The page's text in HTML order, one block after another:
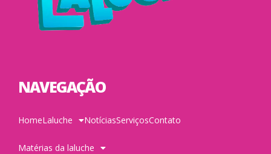
NAVEGAÇÃO
HomeLaluche NotíciasServiçosContato
Matérias da laluche